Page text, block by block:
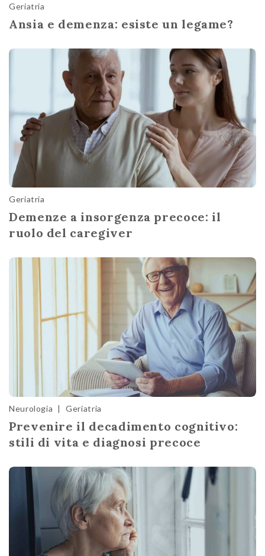
Geriatria
Ansia e demenza: esiste un legame?
Geriatria
Demenze a insorgenza precoce: il
ruolo del caregiver
Neurologia | Geriatria
Prevenire il decadimento cognitivo:
stili di vita e diagnosi precoce